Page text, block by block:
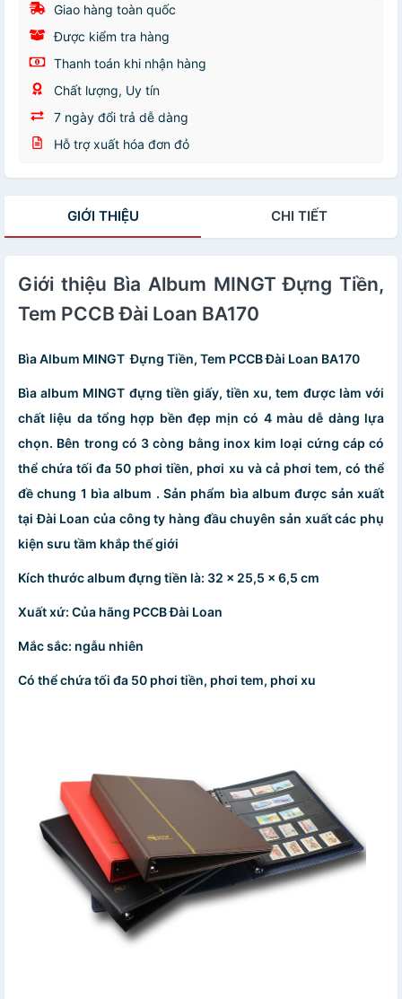
Giao hàng toàn quốc
Được kiểm tra hàng
Thanh toán khi nhận hàng
Chất lượng, Uy tín
7 ngày đổi trả dễ dàng
Hỗ trợ xuất hóa đơn đỏ
GIỚI THIỆU CHI TIẾT
Giới thiệu Bìa Album MINGT Đựng Tiền,
Tem PCCB Đài Loan BA170
Bìa Album MINGT Đựng Tiền, Tem PCCB Đài Loan BA170
Bìa album MINGT đựng tiền giấy, tiền xu, tem được làm với
chất liệu da tổng hợp bền đẹp mịn có 4 màu dễ dàng lựa
chọn. Bên trong có 3 còng bằng inox kim loại cứng cáp có
thể chứa tối đa 50 phơi tiền, phơi xu và cả phơi tem, có thể
đề chung 1 bìa album . Sản phẩm bìa album được sản xuất
tại Đài Loan của công ty hàng đầu chuyên sản xuất các phụ
kiện sưu tầm khắp thế giới
Kích thước album đựng tiền là: 32 x 25,5 x 6,5 cm
Xuất xứ: Của hãng PCCB Đài Loan
Mắc sắc: ngẫu nhiên
Có thể chứa tối đa 50 phơi tiền, phơi tem, phơi xu